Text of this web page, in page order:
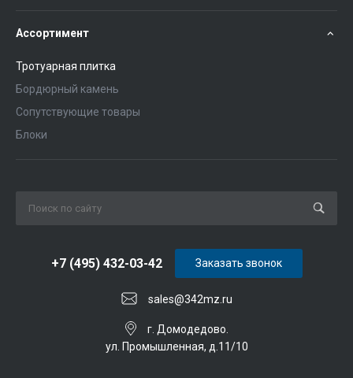
Ассортимент
Тротуарная плитка
Бордюрный камень
Сопутствующие товары
Блоки
sales@342mz.ru
+7 (495) 432-03-42
г. Домодедово.
ул. Промышленная, д.11/10
Заказать звонок